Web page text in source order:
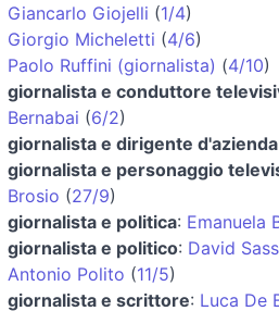
Giancarlo Giojelli (1/4)
Giorgio Micheletti (4/6)
Paolo Ruffini (giornalista) (4/10)
giornalista e conduttore
Bernabai (6/2)
giornalista e dirigente d'azienda
giornalista e personaggio
Brosio (27/9)
giornalista e politica: Emanuela
giornalista e politico: David
Antonio Polito (11/5)
giornalista e scrittore: Luca De